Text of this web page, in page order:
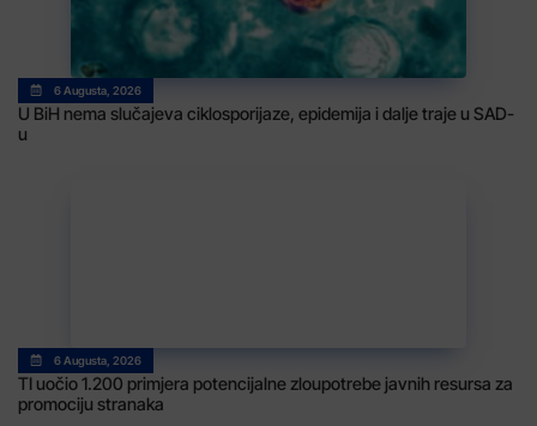
6 Augusta, 2026
U BiH nema slučajeva ciklosporijaze, epidemija i dalje traje u SAD-
u
6 Augusta, 2026
TI uočio 1.200 primjera potencijalne zloupotrebe javnih resursa za
promociju stranaka